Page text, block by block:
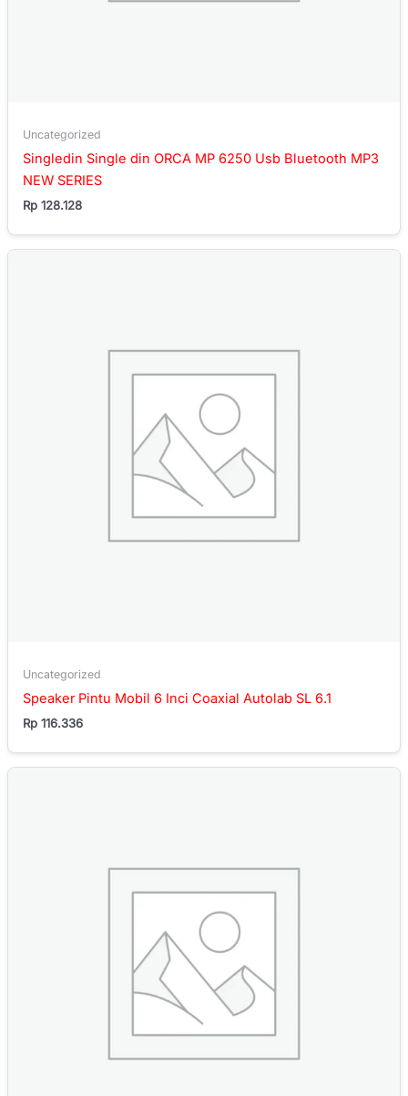
Uncategorized
Singledin Single din ORCA MP 6250 Usb Bluetooth MP3
NEW SERIES
Rp 128.128
Uncategorized
Speaker Pintu Mobil 6 Inci Coaxial Autolab SL 6.1
Rp 116.336